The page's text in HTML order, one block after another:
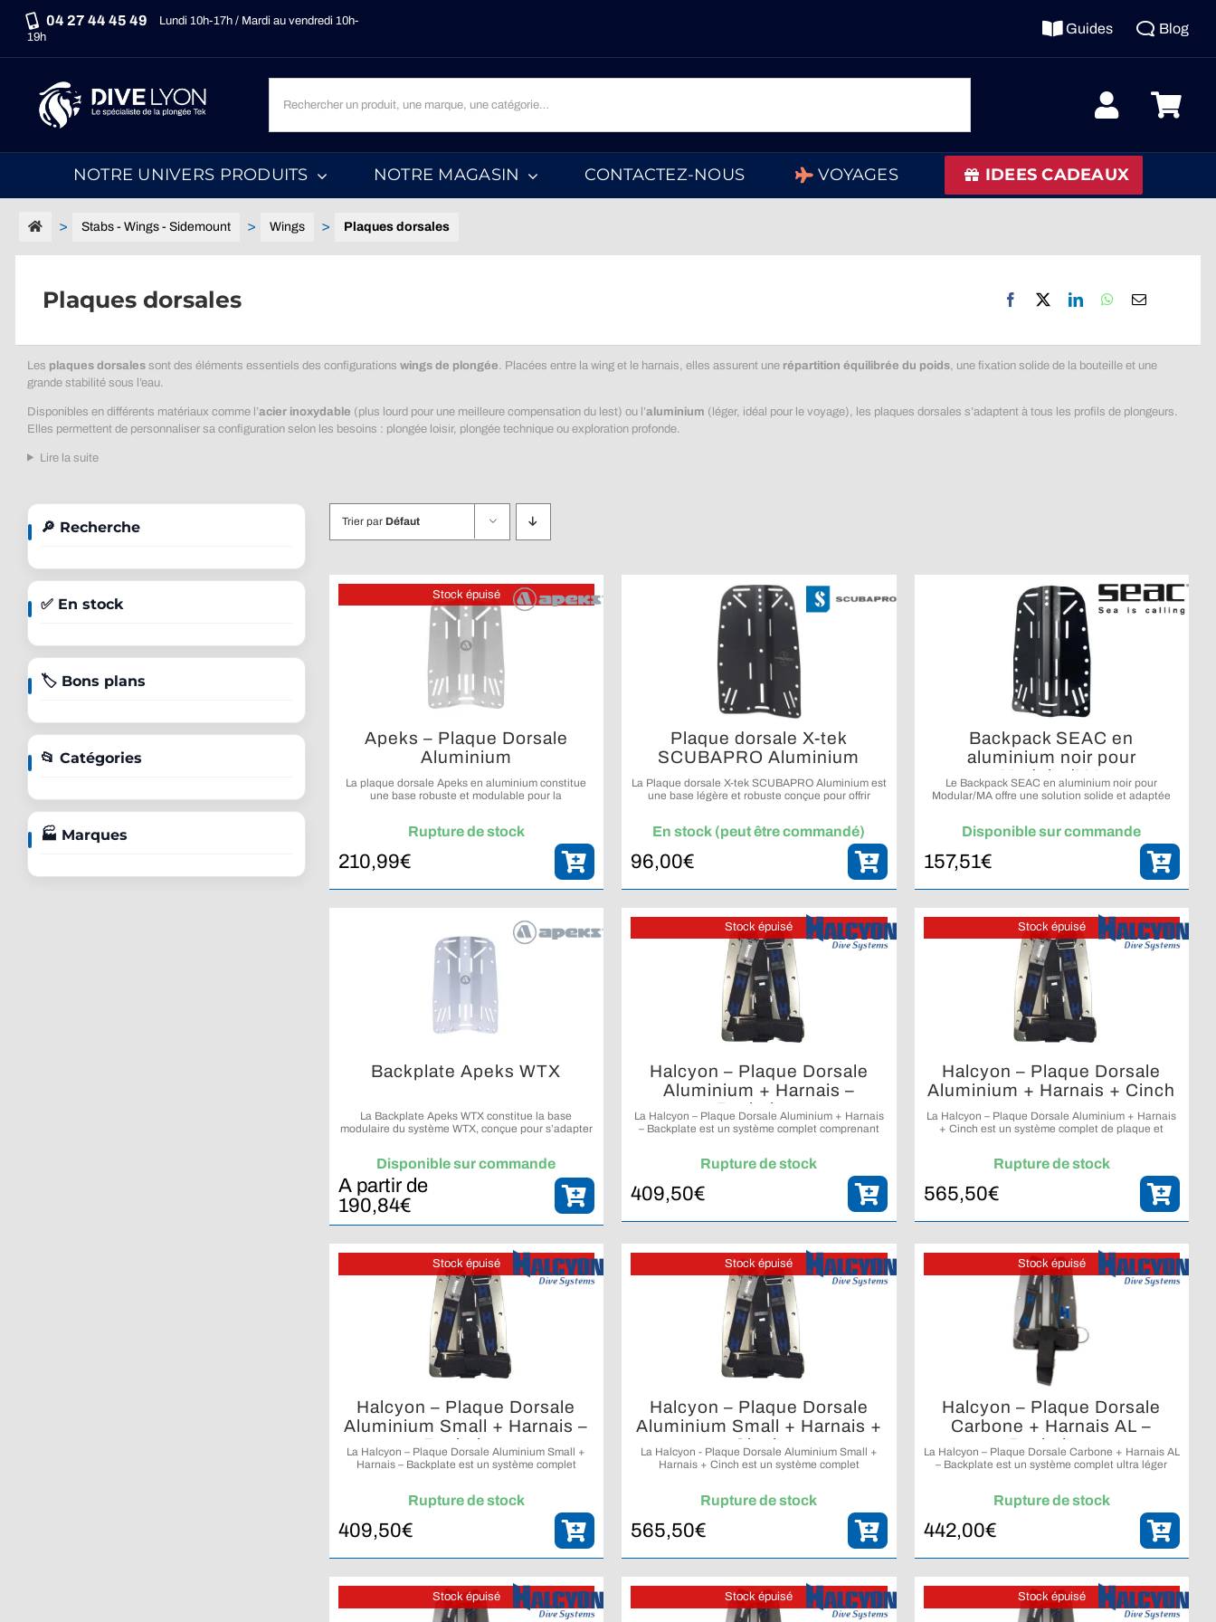
Passer
04 27 44 45 49
Lundi 10h-17h / Mardi au vendredi 10h-
19h
Guides Blog
un
produit,
une
marque,
une
catégorie...
NOTRE UNIVERS PRODUITS NOTRE MAGASIN CONTACTEZ-NOUS VOYAGES IDEES CADEAUX
Stabs - Wings - Sidemount Wings Plaques dorsales
Plaques dorsales
Les plaques dorsalessont des éléments essentiels des configurations wings de plongée. Placées entre la wing et le harnais, elles assurent une répartition équilibrée du poids, une fixation solide de la bouteille et une
grande stabilité sous l’eau.
Disponibles en différents matériaux comme l’acier inoxydable (plus lourd pour une meilleure compensation du lest) ou l’aluminium (léger, idéal pour le voyage), les plaques dorsales s’adaptent à tous les profils de plongeurs.
Elles permettent de personnaliser sa configuration selon les besoins : plongée loisir, plongée technique ou exploration profonde.
Lire la suite
🔎 Recherche
✅ En stock
🏷️ Bons plans
📂 Catégories
🏭 Marques
Trier par Défaut
Stock épuisé
Apeks – Plaque Dorsale
Aluminium
La plaque dorsale Apeks en aluminium constitue
une base robuste et modulable pour la
Rupture de stock
210,99€
Plaque dorsale X-tek
SCUBAPRO Aluminium
La Plaque dorsale X-tek SCUBAPRO Aluminium est
une base légère et robuste conçue pour offrir
En stock (peut être commandé)
96,00€
Backpack SEAC en
aluminium noir pour
Modular/MA
Le Backpack SEAC en aluminium noir pour
Modular/MA offre une solution solide et adaptée
Disponible sur commande
157,51€
Backplate Apeks WTX
La Backplate Apeks WTX constitue la base
modulaire du système WTX, conçue pour s’adapter
Disponible sur commande
A partir de
190,84€
Stock épuisé
Halcyon – Plaque Dorsale
Aluminium + Harnais –
Backplate
La Halcyon – Plaque Dorsale Aluminium + Harnais
– Backplate est un système complet comprenant
Rupture de stock
409,50€
Stock épuisé
Halcyon – Plaque Dorsale
Aluminium + Harnais + Cinch
La Halcyon – Plaque Dorsale Aluminium + Harnais
+ Cinch est un système complet de plaque et
Rupture de stock
565,50€
Stock épuisé
Halcyon – Plaque Dorsale
Aluminium Small + Harnais –
Backplate
La Halcyon – Plaque Dorsale Aluminium Small +
Harnais – Backplate est un système complet
Rupture de stock
409,50€
Stock épuisé
Halcyon – Plaque Dorsale
Aluminium Small + Harnais +
Cinch
La Halcyon - Plaque Dorsale Aluminium Small +
Harnais + Cinch est un système complet
système d’ajustement rapide Cinch.
Rupture de stock
565,50€
Stock épuisé
Halcyon – Plaque Dorsale
Carbone + Harnais AL –
Backplate
La Halcyon – Plaque Dorsale Carbone + Harnais AL
– Backplate est un système complet ultra léger
intégré.
Rupture de stock
442,00€
Stock épuisé Stock épuisé Stock épuisé